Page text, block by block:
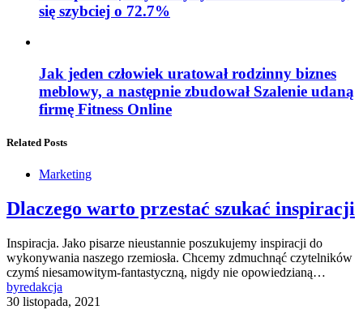
się szybciej o 72.7%
Jak jeden człowiek uratował rodzinny biznes
meblowy, a następnie zbudował Szalenie udaną
firmę Fitness Online
Related Posts
Marketing
Dlaczego warto przestać szukać inspiracji
Inspiracja. Jako pisarze nieustannie poszukujemy inspiracji do
wykonywania naszego rzemiosła. Chcemy zdmuchnąć czytelników
czymś niesamowitym-fantastyczną, nigdy nie opowiedzianą…
byredakcja
30 listopada, 2021